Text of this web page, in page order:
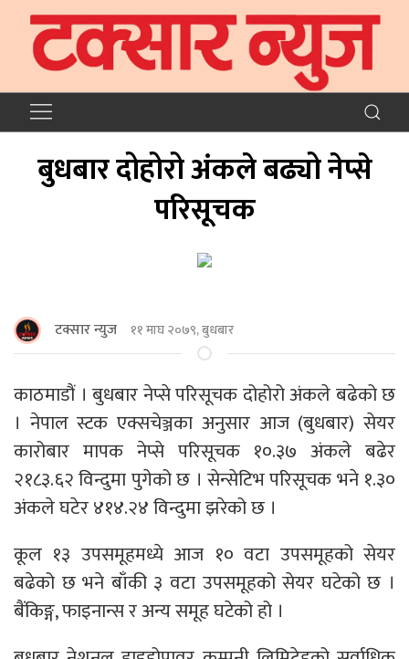
बुधबार दोहोरो अंकले बढ्यो नेप्से
परिसूचक
टक्सार न्युज ११ माघ २०७९, बुधबार
काठमाडौं । बुधबार नेप्से परिसूचक दोहोरो अंकले बढेको छ
। नेपाल स्टक एक्सचेञ्जका अनुसार आज (बुधबार) सेयर
कारोबार मापक नेप्से परिसूचक १०.३७ अंकले बढेर
२१८३.६२ विन्दुमा पुगेको छ । सेन्सेटिभ परिसूचक भने १.३०
अंकले घटेर ४१४.२४ विन्दुमा झरेको छ ।
कूल १३ उपसमूहमध्ये आज १० वटा उपसमूहको सेयर
बढेको छ भने बाँकी ३ वटा उपसमूहको सेयर घटेको छ ।
बैंकिङ्ग, फाइनान्स र अन्य समूह घटेको हो ।